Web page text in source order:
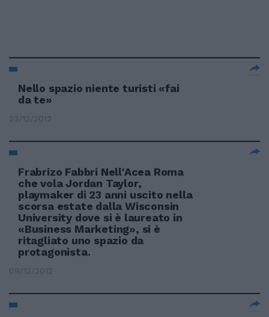
Nello spazio niente turisti «fai
da te»
23/12/2012
Frabrizo Fabbri Nell'Acea Roma
che vola Jordan Taylor,
playmaker di 23 anni uscito nella
scorsa estate dalla Wisconsin
University dove si è laureato in
«Business Marketing», si è
ritagliato uno spazio da
protagonista.
09/12/2012